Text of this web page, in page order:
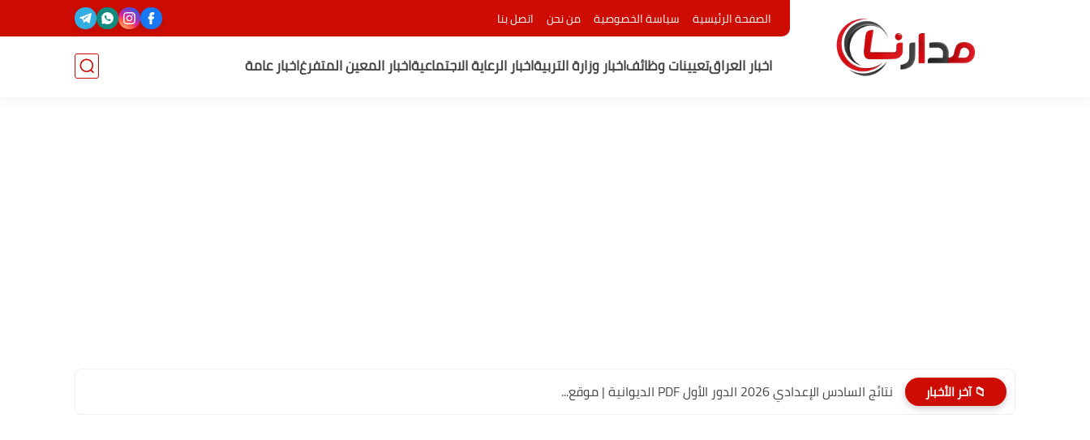
الصفحة الرئيسية سياسة الخصوصية من نحن اتصل بنا
اخبار العراقتعيينات وظائفاخبار وزارة التربيةاخبار الرعاية الاجتماعيةاخبار المعين المتفرغاخبار عامة
📁 آخر الأخبار نتائج السادس الإعدادي 2026 الدور الأول PDF الديوانية | موقع...